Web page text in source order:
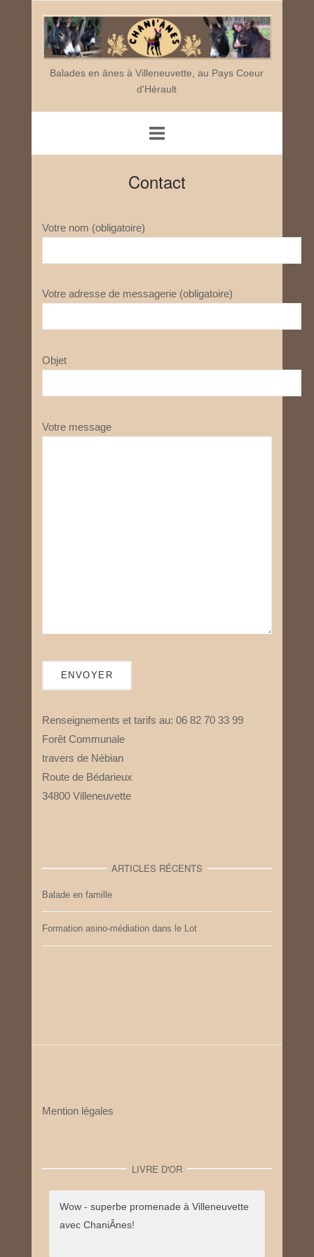
content
Home
Balades en ânes à Villeneuvette, au Pays Coeur
d'Hérault
Contact
Votre nom (obligatoire)
Votre adresse de messagerie (obligatoire)
Objet
Votre message
Renseignements et tarifs au: 06 82 70 33 99
Forêt Communale
travers de Nébian
Route de Bédarieux
34800 Villeneuvette
ARTICLES RÉCENTS
Balade en famille
Formation asino-médiation dans le Lot
Mention légales
LIVRE D'OR
Wow - superbe promenade à Villeneuvette
avec ChaniÂnes!